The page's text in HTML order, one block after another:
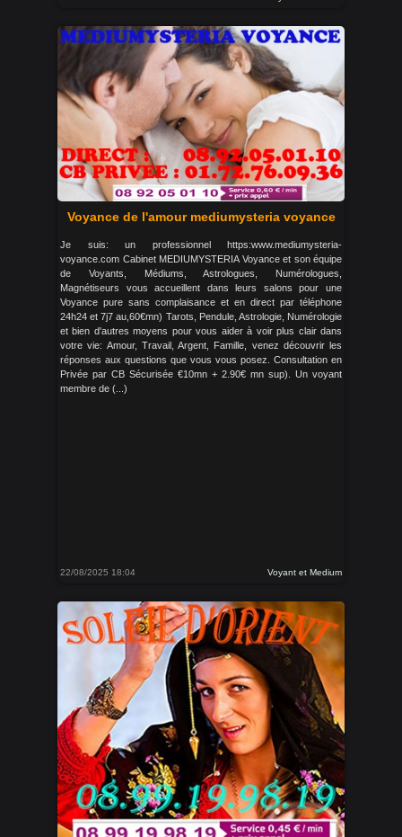
Voyance de l'amour mediumysteria voyance
Je suis: un professionnel https:www.mediumysteria-
voyance.com Cabinet MEDIUMYSTERIA Voyance et son équipe
de Voyants, Médiums, Astrologues, Numérologues,
Magnétiseurs vous accueillent dans leurs salons pour une
Voyance pure sans complaisance et en direct par téléphone
24h24 et 7j7 au,60€mn) Tarots, Pendule, Astrologie, Numérologie
et bien d'autres moyens pour vous aider à voir plus clair dans
votre vie: Amour, Travail, Argent, Famille, venez découvrir les
réponses aux questions que vous vous posez. Consultation en
Privée par CB Sécurisée €10mn + 2.90€ mn sup). Un voyant
membre de (...)
22/08/2025 18:04 Voyant et Medium